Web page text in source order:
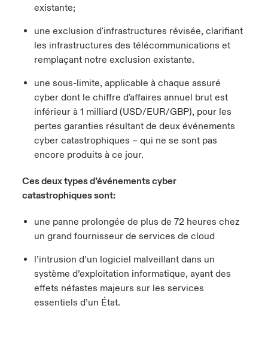
existante;
une exclusion d'infrastructures révisée, clarifiant
les infrastructures des télécommunications et
remplaçant notre exclusion existante.
une sous-limite, applicable à chaque assuré
cyber dont le chiffre d'affaires annuel brut est
inférieur à 1 milliard (USD/EUR/GBP), pour les
pertes garanties résultant de deux événements
cyber catastrophiques – qui ne se sont pas
encore produits à ce jour.
Ces deux types d’événements cyber
catastrophiques sont:
une panne prolongée de plus de 72 heures chez
un grand fournisseur de services de cloud
l’intrusion d’un logiciel malveillant dans un
système d’exploitation informatique, ayant des
effets néfastes majeurs sur les services
essentiels d’un État.